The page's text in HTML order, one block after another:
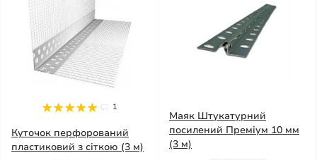
1
Куточок перфорований
пластиковий з сіткою (3 м)
Маяк Штукатурний
посилений Преміум 10 мм
(3 м)